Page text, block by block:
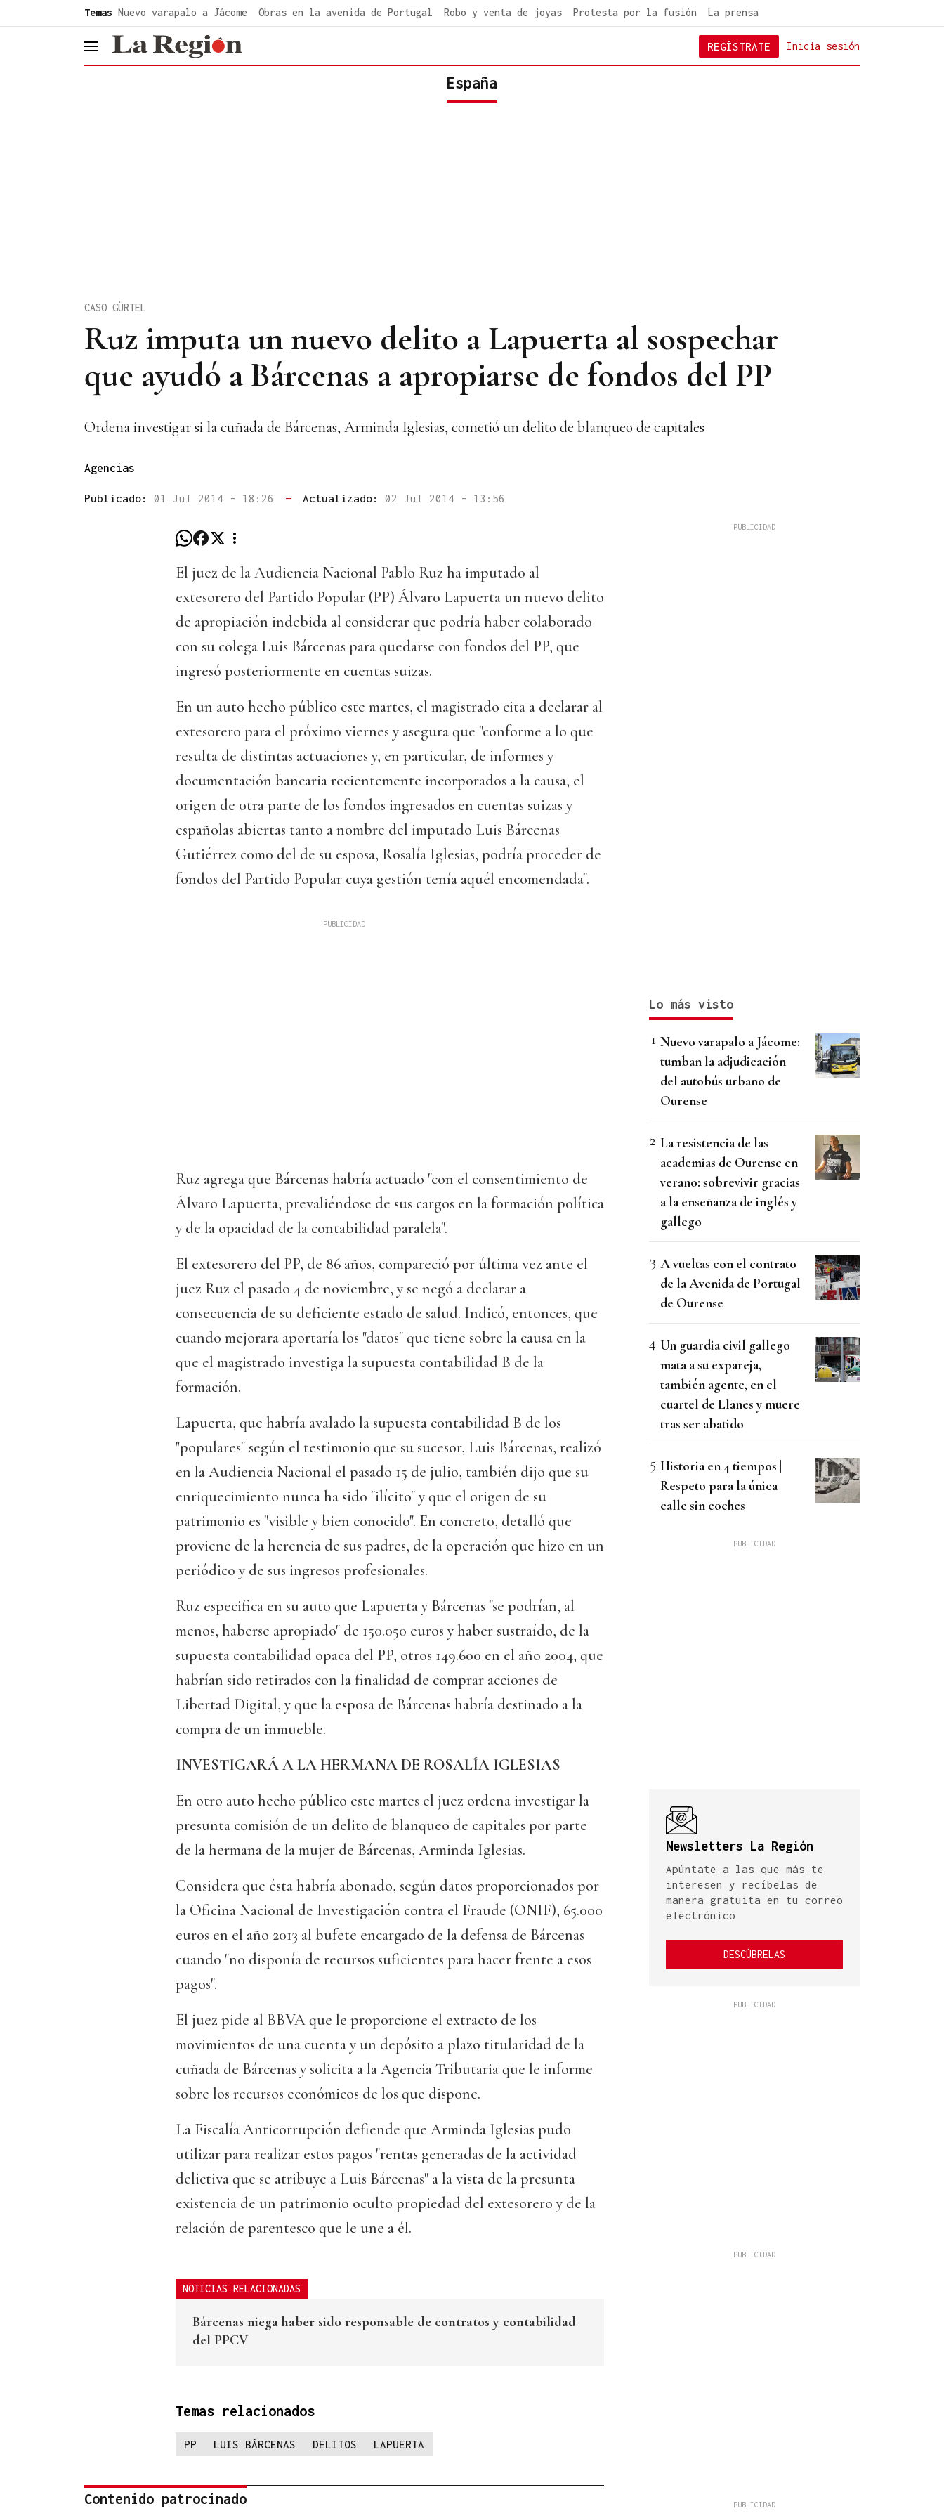
Temas Nuevo varapalo a Jácome Obras en la avenida de Portugal Robo y venta de joyas Protesta por la fusión La prensa
header.menu.open Inicia sesión
REGÍSTRATE
España
Ruz imputa un nuevo delito a Lapuerta al sospechar
que ayudó a Bárcenas a apropiarse de fondos del PP
CASO GÜRTEL
Ordena investigar si la cuñada de Bárcenas, Arminda Iglesias, cometió un delito de blanqueo de capitales
Agencias
Publicado: 01 Jul 2014 - 18:26 — Actualizado: 02 Jul 2014 - 13:56
El juez de la Audiencia Nacional Pablo Ruz ha imputado al
extesorero del Partido Popular (PP) Álvaro Lapuerta un nuevo delito
de apropiación indebida al considerar que podría haber colaborado
con su colega Luis Bárcenas para quedarse con fondos del PP, que
ingresó posteriormente en cuentas suizas.
En un auto hecho público este martes, el magistrado cita a declarar al
extesorero para el próximo viernes y asegura que "conforme a lo que
resulta de distintas actuaciones y, en particular, de informes y
documentación bancaria recientemente incorporados a la causa, el
origen de otra parte de los fondos ingresados en cuentas suizas y
españolas abiertas tanto a nombre del imputado Luis Bárcenas
Gutiérrez como del de su esposa, Rosalía Iglesias, podría proceder de
fondos del Partido Popular cuya gestión tenía aquél encomendada".
Ruz agrega que Bárcenas habría actuado "con el consentimiento de
Álvaro Lapuerta, prevaliéndose de sus cargos en la formación política
y de la opacidad de la contabilidad paralela".
El extesorero del PP, de 86 años, compareció por última vez ante el
juez Ruz el pasado 4 de noviembre, y se negó a declarar a
consecuencia de su deficiente estado de salud. Indicó, entonces, que
cuando mejorara aportaría los "datos" que tiene sobre la causa en la
que el magistrado investiga la supuesta contabilidad B de la
formación.
Lapuerta, que habría avalado la supuesta contabilidad B de los
"populares" según el testimonio que su sucesor, Luis Bárcenas, realizó
en la Audiencia Nacional el pasado 15 de julio, también dijo que su
enriquecimiento nunca ha sido "ilícito" y que el origen de su
patrimonio es "visible y bien conocido". En concreto, detalló que
proviene de la herencia de sus padres, de la operación que hizo en un
periódico y de sus ingresos profesionales.
Ruz especifica en su auto que Lapuerta y Bárcenas "se podrían, al
menos, haberse apropiado" de 150.050 euros y haber sustraído, de la
supuesta contabilidad opaca del PP, otros 149.600 en el año 2004, que
habrían sido retirados con la finalidad de comprar acciones de
Libertad Digital, y que la esposa de Bárcenas habría destinado a la
compra de un inmueble.
INVESTIGARÁ A LA HERMANA DE ROSALÍA IGLESIAS
En otro auto hecho público este martes el juez ordena investigar la
presunta comisión de un delito de blanqueo de capitales por parte
de la hermana de la mujer de Bárcenas, Arminda Iglesias.
Considera que ésta habría abonado, según datos proporcionados por
la Oficina Nacional de Investigación contra el Fraude (ONIF), 65.000
euros en el año 2013 al bufete encargado de la defensa de Bárcenas
cuando "no disponía de recursos suficientes para hacer frente a esos
pagos".
El juez pide al BBVA que le proporcione el extracto de los
movimientos de una cuenta y un depósito a plazo titularidad de la
cuñada de Bárcenas y solicita a la Agencia Tributaria que le informe
sobre los recursos económicos de los que dispone.
La Fiscalía Anticorrupción defiende que Arminda Iglesias pudo
utilizar para realizar estos pagos "rentas generadas de la actividad
delictiva que se atribuye a Luis Bárcenas" a la vista de la presunta
existencia de un patrimonio oculto propiedad del extesorero y de la
relación de parentesco que le une a él.
NOTICIAS RELACIONADAS
Bárcenas niega haber sido responsable de contratos y contabilidad
del PPCV
Temas relacionados
PP LUIS BÁRCENAS DELITOS LAPUERTA
Contenido patrocinado
Lo más visto
Nuevo varapalo a Jácome:
tumban la adjudicación
del autobús urbano de
Ourense
La resistencia de las
academias de Ourense en
verano: sobrevivir gracias
a la enseñanza de inglés y
gallego
A vueltas con el contrato
de la Avenida de Portugal
de Ourense
Un guardia civil gallego
mata a su expareja,
también agente, en el
cuartel de Llanes y muere
tras ser abatido
Historia en 4 tiempos |
Respeto para la única
calle sin coches
Newsletters La Región
Apúntate a las que más te
interesen y recíbelas de
manera gratuita en tu correo
electrónico
DESCÚBRELAS